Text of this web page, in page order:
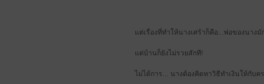
แต่เรื่องที่ทำให้นางเศร้าก็คือ...พ่อของนาง
แต่บ้านก็ยังไม่รวยสักที!
ไม่ได้การ... นางต้องคิดหาวิธีทำเงินให้กับ